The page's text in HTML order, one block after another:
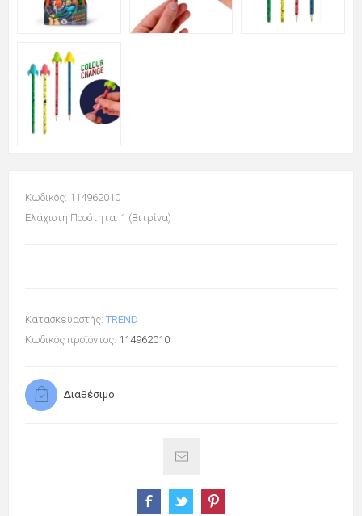
Κωδικός: 114962010
Ελάχιστη Ποσότητα: 1 (Βιτρίνα)
Κατασκευαστής: TREND
Κωδικός προϊόντος: 114962010
Διαθέσιμο